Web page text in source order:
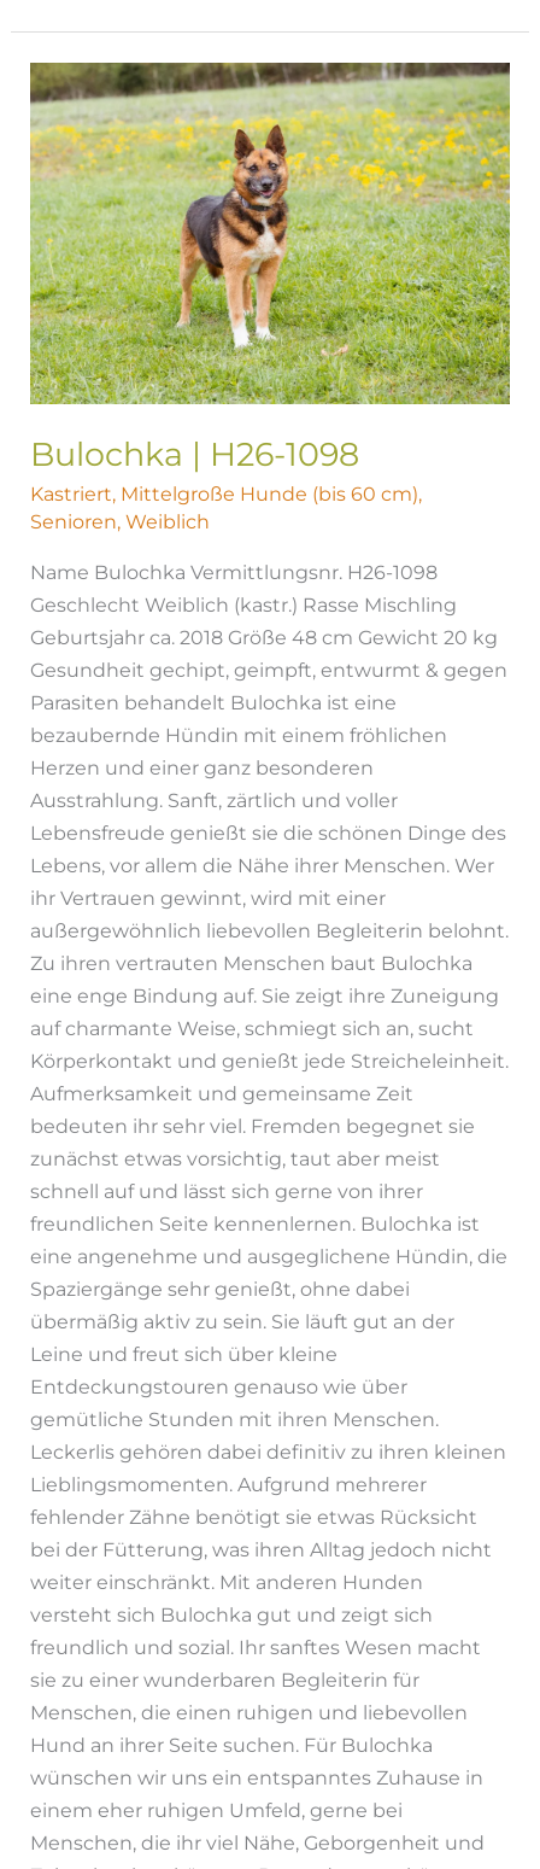
Bulochka | H26-1098
Kastriert, Mittelgroße Hunde (bis 60 cm),
Senioren,Weiblich
Name Bulochka Vermittlungsnr. H26-1098
Geschlecht Weiblich (kastr.) Rasse Mischling
Geburtsjahr ca. 2018 Größe 48 cm Gewicht 20 kg
Gesundheit gechipt, geimpft, entwurmt & gegen
Parasiten behandelt Bulochka ist eine
bezaubernde Hündin mit einem fröhlichen
Herzen und einer ganz besonderen
Ausstrahlung. Sanft, zärtlich und voller
Lebensfreude genießt sie die schönen Dinge des
Lebens, vor allem die Nähe ihrer Menschen. Wer
ihr Vertrauen gewinnt, wird mit einer
außergewöhnlich liebevollen Begleiterin belohnt.
Zu ihren vertrauten Menschen baut Bulochka
eine enge Bindung auf. Sie zeigt ihre Zuneigung
auf charmante Weise, schmiegt sich an, sucht
Körperkontakt und genießt jede Streicheleinheit.
Aufmerksamkeit und gemeinsame Zeit
bedeuten ihr sehr viel. Fremden begegnet sie
zunächst etwas vorsichtig, taut aber meist
schnell auf und lässt sich gerne von ihrer
freundlichen Seite kennenlernen. Bulochka ist
eine angenehme und ausgeglichene Hündin, die
Spaziergänge sehr genießt, ohne dabei
übermäßig aktiv zu sein. Sie läuft gut an der
Leine und freut sich über kleine
Entdeckungstouren genauso wie über
gemütliche Stunden mit ihren Menschen.
Leckerlis gehören dabei definitiv zu ihren kleinen
Lieblingsmomenten. Aufgrund mehrerer
fehlender Zähne benötigt sie etwas Rücksicht
bei der Fütterung, was ihren Alltag jedoch nicht
weiter einschränkt. Mit anderen Hunden
versteht sich Bulochka gut und zeigt sich
freundlich und sozial. Ihr sanftes Wesen macht
sie zu einer wunderbaren Begleiterin für
Menschen, die einen ruhigen und liebevollen
Hund an ihrer Seite suchen. Für Bulochka
wünschen wir uns ein entspanntes Zuhause in
einem eher ruhigen Umfeld, gerne bei
Menschen, die ihr viel Nähe, Geborgenheit und
Bulochka
|
H26-
1098